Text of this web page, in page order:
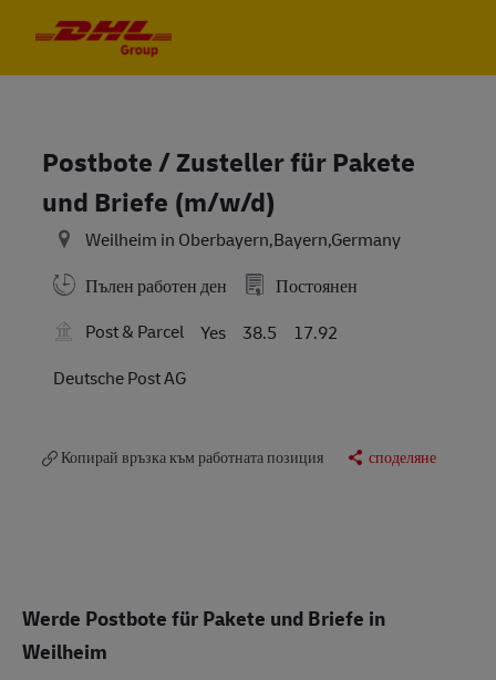
Postbote / Zusteller für Pakete
und Briefe (m/w/d)
Weilheim in Oberbayern,Bayern,Germany
Пълен работен ден
Постоянен
Post & Parcel
Yes 38.5
17.92
Deutsche Post AG
Копирай връзка към работната позиция споделяне
Werde Postbote für Pakete und Briefe in
Weilheim